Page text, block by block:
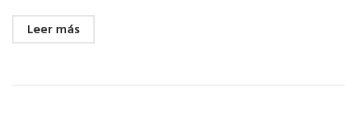
Leer más